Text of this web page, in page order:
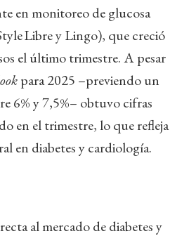
en monitoreo de glucosa
Libre y Lingo), que creció
el último trimestre. A pesar
para 2025 –previendo un
6% y 7,5%– obtuvo cifras
en el trimestre, lo que refleja
en diabetes y cardiología.
al mercado de diabetes y